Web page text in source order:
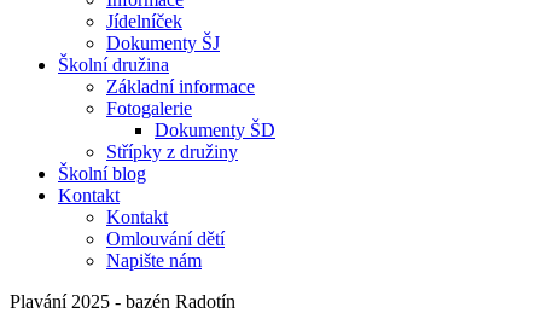
Jídelníček
Dokumenty ŠJ
Školní družina
Základní informace
Fotogalerie
Dokumenty ŠD
Střípky z družiny
Školní blog
Kontakt
Kontakt
Omlouvání dětí
Napište nám
Plavání 2025 - bazén Radotín